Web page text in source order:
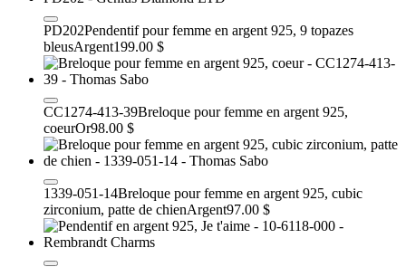
PD202Pendentif pour femme en argent 925, 9 topazes
bleusArgent199.00 $
CC1274-413-39Breloque pour femme en argent 925,
coeurOr98.00 $
1339-051-14Breloque pour femme en argent 925, cubic
zirconium, patte de chienArgent97.00 $